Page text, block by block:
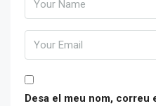
Desa el meu nom,